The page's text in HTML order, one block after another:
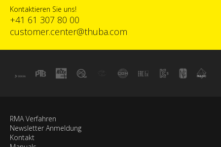
Kontaktieren Sie uns!
+41 61 307 80 00
customer.center@thuba.com
RMA Verfahren
Newsletter Anmeldung
Kontakt